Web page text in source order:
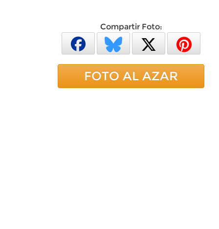
Compartir Foto:
FOTO AL AZAR